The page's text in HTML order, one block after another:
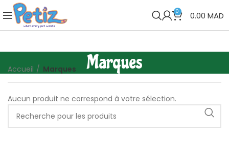
0 0.00 MAD
Marques
Accueil Marques
Aucun produit ne correspond à votre sélection.